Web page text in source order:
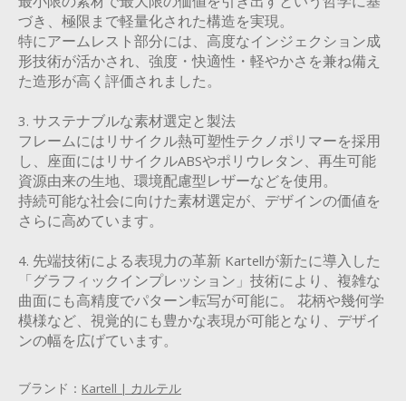
づき、極限まで軽量化された構造を実現。
特にアームレスト部分には、高度なインジェクション成
形技術が活かされ、強度・快適性・軽やかさを兼ね備え
た造形が高く評価されました。
3. サステナブルな素材選定と製法
フレームにはリサイクル熱可塑性テクノポリマーを採用
し、座面にはリサイクルABSやポリウレタン、再生可能
資源由来の生地、環境配慮型レザーなどを使用。
持続可能な社会に向けた素材選定が、デザインの価値を
さらに高めています。
4. 先端技術による表現力の革新 Kartellが新たに導入した
「グラフィックインプレッション」技術により、複雑な
曲面にも高精度でパターン転写が可能に。 花柄や幾何学
模様など、視覚的にも豊かな表現が可能となり、デザイ
ンの幅を広げています。
ブランド： Kartell | カルテル